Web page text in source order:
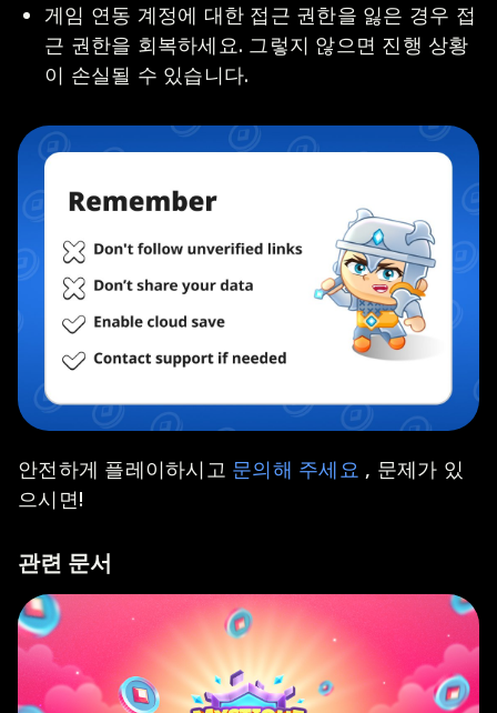
게임 연동 계정에 대한 접근 권한을 잃은 경우 접
근 권한을 회복하세요. 그렇지 않으면 진행 상황
이 손실될 수 있습니다.
안전하게 플레이하시고 문의해 주세요 , 문제가 있
으시면!
관련 문서